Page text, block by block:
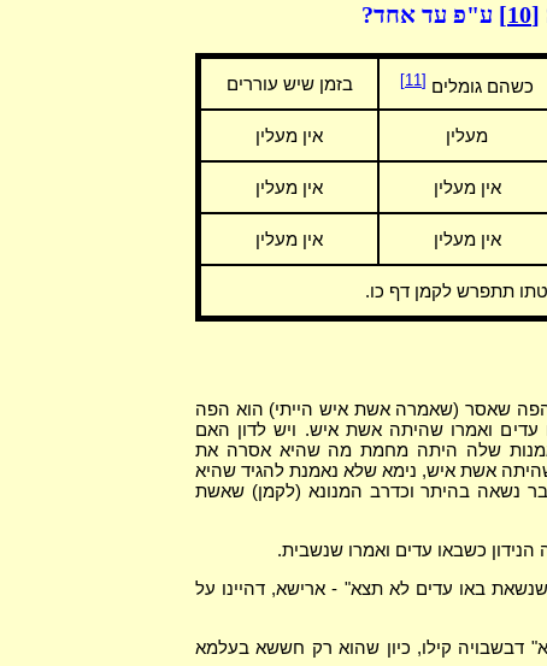
[10] ע"פ עד אחד?
כשהם גומלים [11] בזמן שיש עוררים
מעלין אין מעלין
אין מעלין אין מעלין
אין מעלין אין מעלין
תתפרש לקמן דף כו.
שאסר (שאמרה אשת איש הייתי) הוא הפה
ואמרו שהיתה אשת איש. ויש לדון האם
שלה היתה מחמת מה שהיא אסרה את
אשת איש, נימא שלא נאמנת להגיד שהיא
נשאה בהיתר וכדרב המנונא (לקמן) שאשת
כשבאו עדים ואמרו שנשבית.
באו עדים לא תצא" - ארישא, דהיינו על
דבשבויה קילו, כיון שהוא רק חששא בעלמא